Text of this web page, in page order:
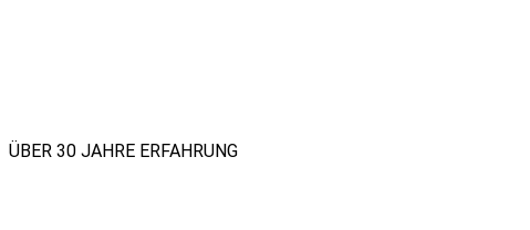
ÜBER 30 JAHRE ERFAHRUNG